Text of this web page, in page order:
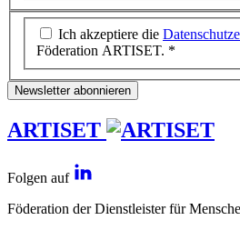
Ich akzeptiere die
Föderation ARTISET. *
Newsletter abonnieren
ARTISET
Folgen auf
Föderation der Dienstleister für